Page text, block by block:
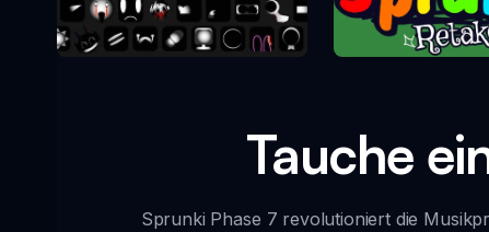
Sprunki Phase 10 Sprunki
Tauche
Sprunki Phase 7 revolutioniert die